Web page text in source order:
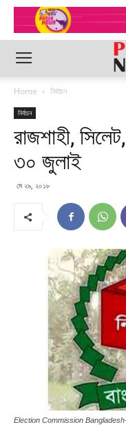
Home নির্বাচন
নির্বাচন
রাজশাহী,
৩০ জুলাই
মে ২৯, ২০১৮
Election Commission Bangladesh-